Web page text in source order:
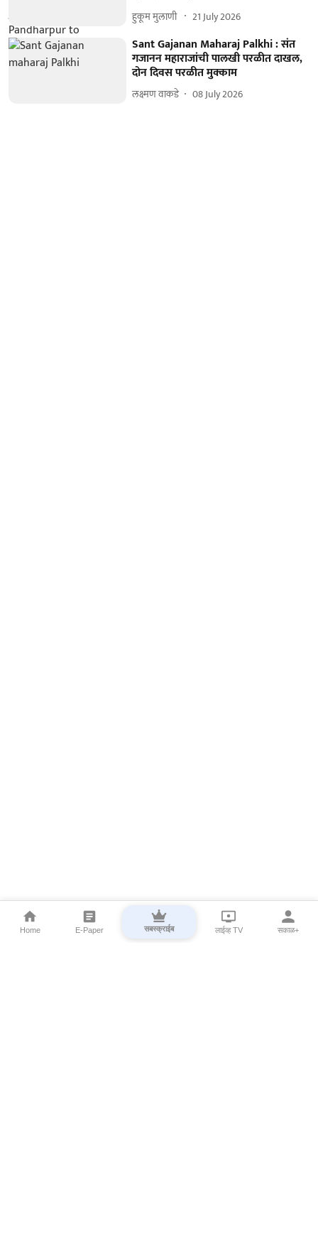
हुकूम मुलाणी ​ 21 July 2026
Sant Gajanan Maharaj Palkhi : संत
गजानन महाराजांची पालखी परळीत दाखल,
दोन दिवस परळीत मुक्काम
लक्ष्मण वाकडे 08 July 2026
Home E-Paper सबस्क्राईब लाईव्ह TV सकाळ+